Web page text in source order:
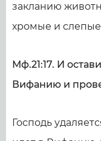
закланию
хромые и
Мф.21:17. И
Вифанию и
Господь